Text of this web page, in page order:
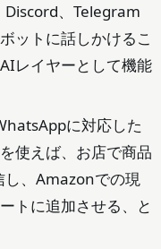
、Telegram
ットに話しかけるこ
レイヤーとして機能
に対応した
を使えば、お店で商品
、Amazonでの現
トに追加させる、と